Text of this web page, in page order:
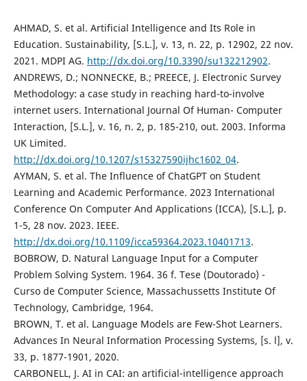
AHMAD, S. et al. Artificial Intelligence and Its Role in
Education. Sustainability, [S.L.], v. 13, n. 22, p. 12902, 22 nov.
2021. MDPI AG. http://dx.doi.org/10.3390/su132212902.
ANDREWS, D.; NONNECKE, B.; PREECE, J. Electronic Survey
Methodology: a case study in reaching hard-to-involve
internet users. International Journal Of Human- Computer
Interaction, [S.L.], v. 16, n. 2, p. 185-210, out. 2003. Informa
UK Limited.
http://dx.doi.org/10.1207/s15327590ijhc1602_04.
AYMAN, S. et al. The Influence of ChatGPT on Student
Learning and Academic Performance. 2023 International
Conference On Computer And Applications (ICCA), [S.L.], p.
1-5, 28 nov. 2023. IEEE.
http://dx.doi.org/10.1109/icca59364.2023.10401713.
BOBROW, D. Natural Language Input for a Computer
Problem Solving System. 1964. 36 f. Tese (Doutorado) -
Curso de Computer Science, Massachussetts Institute Of
Technology, Cambridge, 1964.
BROWN, T. et al. Language Models are Few-Shot Learners.
Advances In Neural Information Processing Systems, [s. l], v.
33, p. 1877-1901, 2020.
CARBONELL, J. AI in CAI: an artificial-intelligence approach